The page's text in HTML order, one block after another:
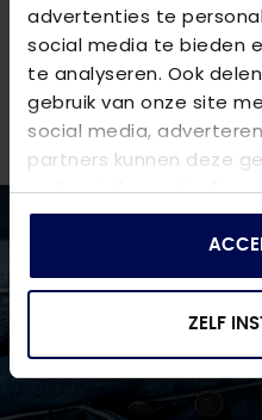
advertenties te
social media te bieden
te analyseren. Ook
gebruik van onze site
social media,
partners kunnen deze
andere informatie die u
die ze hebben
ZELF
VRAGEN OVER DIT
We helpen je graag
winkels. Stel je vraag aan
een van onzewinkels.